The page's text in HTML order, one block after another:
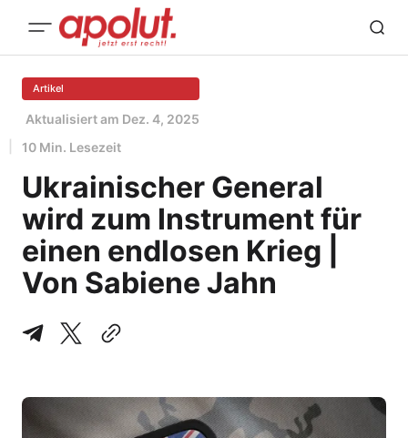
Artikel
Aktualisiert am Dez. 4, 2025
10 Min. Lesezeit
Ukrainischer General
wird zum Instrument für
einen endlosen Krieg |
Von Sabiene Jahn